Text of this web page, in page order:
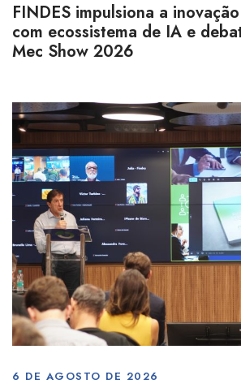
FINDES impulsiona a
com ecossistema de IA e
Mec Show 2026
6 DE AGOSTO DE 2026